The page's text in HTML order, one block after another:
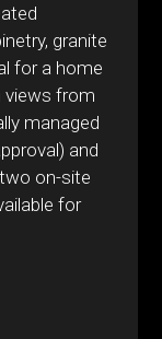
granite
for a home
views from
managed
and
on-site
for